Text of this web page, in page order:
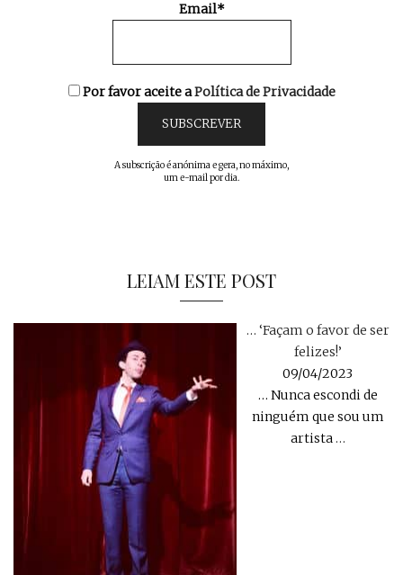
Email*
Por favor aceite aPolítica de Privacidade
A subscrição é anónima e gera, no máximo,
um e-mail por dia.
LEIAM ESTE POST
… ‘Façam o favor de ser
felizes!’
09/04/2023
… Nunca escondi de
ninguém que sou um
artista …